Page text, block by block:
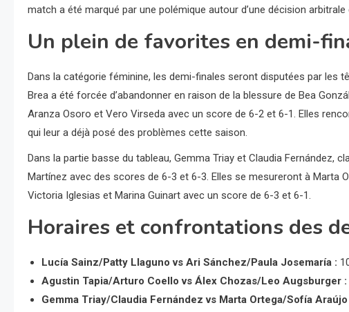
match a été marqué par une polémique autour d’une décision
Un plein de favorites en demi-
Dans la catégorie féminine, les demi-finales seront disputées par les
Brea a été forcée d’abandonner en raison de la blessure de Bea
Aranza Osoro et Vero Virseda avec un score de 6-2 et 6-1. Elles
qui leur a déjà posé des problèmes cette saison.
Dans la partie basse du tableau, Gemma Triay et Claudia Fernández,
Martínez avec des scores de 6-3 et 6-3. Elles se mesureront à Marta
Victoria Iglesias et Marina Guinart avec un score de 6-3 et 6-1.
Horaires et confrontations des
Lucía Sainz/Patty Llaguno vs Ari Sánchez/Paula Josemaría :
Agustin Tapia/Arturo Coello vs Álex Chozas/Leo Augsburger :
Gemma Triay/Claudia Fernández vs Marta Ortega/Sofía Araújo